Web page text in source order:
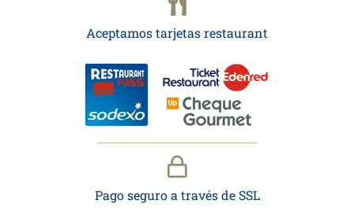
Aceptamos tarjetas restaurant
Pago seguro a través de SSL